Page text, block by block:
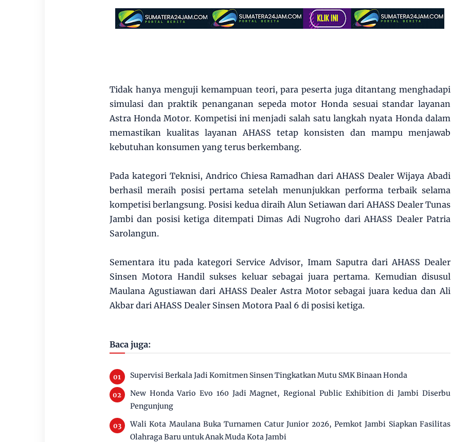
Tidak hanya menguji kemampuan teori, para peserta juga ditantang menghadapi
simulasi dan praktik penanganan sepeda motor Honda sesuai standar layanan
Astra Honda Motor. Kompetisi ini menjadi salah satu langkah nyata Honda dalam
memastikan kualitas layanan AHASS tetap konsisten dan mampu menjawab
kebutuhan konsumen yang terus berkembang.
Pada kategori Teknisi, Andrico Chiesa Ramadhan dari AHASS Dealer Wijaya Abadi
berhasil meraih posisi pertama setelah menunjukkan performa terbaik selama
kompetisi berlangsung. Posisi kedua diraih Alun Setiawan dari AHASS Dealer Tunas
Jambi dan posisi ketiga ditempati Dimas Adi Nugroho dari AHASS Dealer Patria
Sarolangun.
Sementara itu pada kategori Service Advisor, Imam Saputra dari AHASS Dealer
Sinsen Motora Handil sukses keluar sebagai juara pertama. Kemudian disusul
Maulana Agustiawan dari AHASS Dealer Astra Motor sebagai juara kedua dan Ali
Akbar dari AHASS Dealer Sinsen Motora Paal 6 di posisi ketiga.
Baca juga:
Supervisi Berkala Jadi Komitmen Sinsen Tingkatkan Mutu SMK Binaan Honda
New Honda Vario Evo 160 Jadi Magnet, Regional Public Exhibition di Jambi Diserbu
Pengunjung
Wali Kota Maulana Buka Turnamen Catur Junior 2026, Pemkot Jambi Siapkan Fasilitas
Olahraga Baru untuk Anak Muda Kota Jambi